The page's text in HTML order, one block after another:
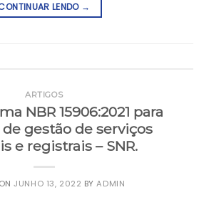
LENDO →
ARTIGOS
NBR 15906:2021 para
gestão de serviços
e registrais – SNR.
JUNHO 13, 2022 BYADMIN